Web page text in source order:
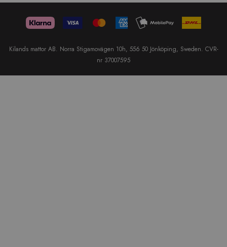
Kilands mattor AB. Norra Stigamovägen 10h, 556 50 Jönköping, Sweden. CVR-
nr 37007595